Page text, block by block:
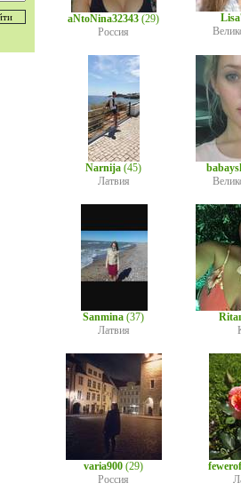
aNtoNina32343 (29)
Россия
Narnija (45)
Латвия
Sanmina (37)
Латвия
varia900 (29)
Россия